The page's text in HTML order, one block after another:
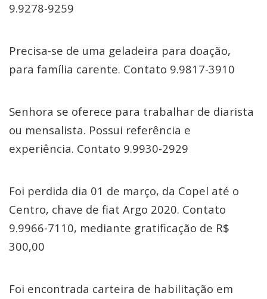
9.9278-9259
Precisa-se de uma geladeira para doação,
para família carente. Contato 9.9817-3910
Senhora se oferece para trabalhar de diarista
ou mensalista. Possui referência e
experiência. Contato 9.9930-2929
Foi perdida dia 01 de março, da Copel até o
Centro, chave de fiat Argo 2020. Contato
9.9966-7110, mediante gratificação de R$
300,00
Foi encontrada carteira de habilitação em